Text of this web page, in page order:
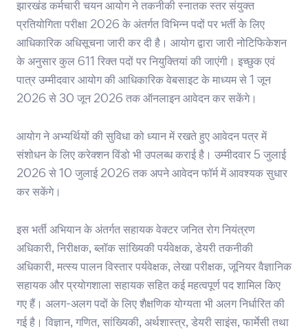
झारखंड कर्मचारी चयन आयोगने तकनीकी स्नातक स्तर संयुक्त
प्रतियोगिता परीक्षा 2026 के अंतर्गत विभिन्न पदों पर भर्ती के लिए
आधिकारिक अधिसूचना जारी कर दी है। आयोग द्वारा जारी नोटिफिकेशन
के अनुसार कुल 611 रिक्त पदों पर नियुक्तियां की जाएंगी। इच्छुक एवं
पात्र उम्मीदवार आयोग की आधिकारिक वेबसाइट के माध्यम से 1 जून
2026 से 30 जून 2026 तक ऑनलाइन आवेदन कर सकेंगे।
आयोग ने अभ्यर्थियों की सुविधा को ध्यान में रखते हुए आवेदन पत्र में
संशोधन के लिए करेक्शन विंडो भी उपलब्ध कराई है। उम्मीदवार 5 जुलाई
2026 से 10 जुलाई 2026 तक अपने आवेदन फॉर्म में आवश्यक सुधार
कर सकेंगे।
इस भर्ती अभियान के अंतर्गत सहायक वेक्टर जनित रोग नियंत्रण
अधिकारी, निरीक्षक, ब्लॉक सांख्यिकी पर्यवेक्षक, डेयरी तकनीकी
अधिकारी, मत्स्य पालन विस्तार पर्यवेक्षक, लेखा परीक्षक, जूनियर वैज्ञानिक
सहायक और प्रयोगशाला सहायक सहित कई महत्वपूर्ण पद शामिल किए
गए हैं। अलग-अलग पदों के लिए शैक्षणिक योग्यता भी अलग निर्धारित की
गई है। विज्ञान, गणित, सांख्यिकी, अर्थशास्त्र, डेयरी साइंस, फार्मेसी तथा